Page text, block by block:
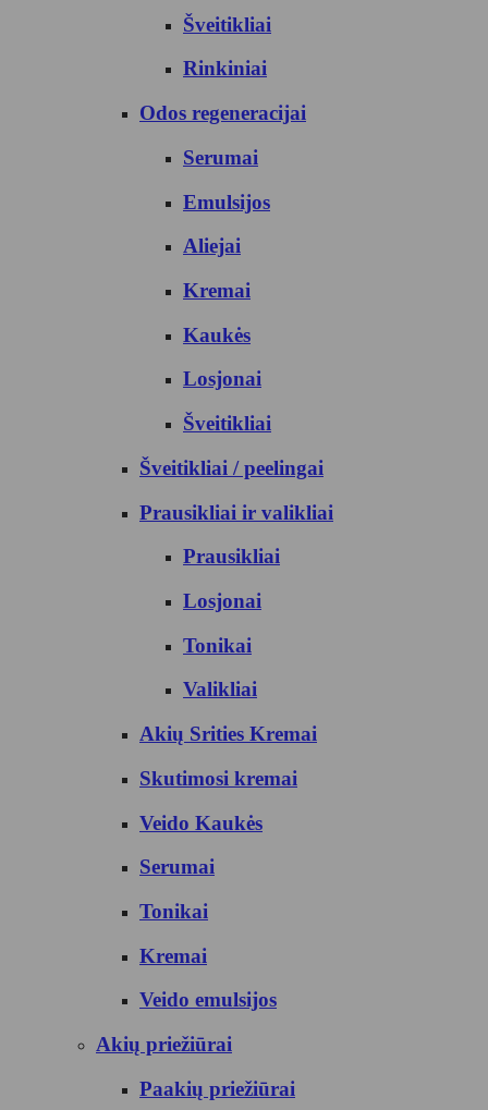
Šveitikliai
Rinkiniai
Odos regeneracijai
Serumai
Emulsijos
Aliejai
Kremai
Kaukės
Losjonai
Šveitikliai
Šveitikliai / peelingai
Prausikliai ir valikliai
Prausikliai
Losjonai
Tonikai
Valikliai
Akių Srities Kremai
Skutimosi kremai
Veido Kaukės
Serumai
Tonikai
Kremai
Veido emulsijos
Akių priežiūrai
Paakių priežiūrai